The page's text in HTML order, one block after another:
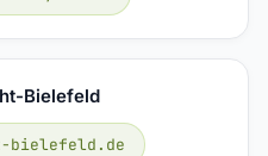
Bielefeld
bielefeld.de